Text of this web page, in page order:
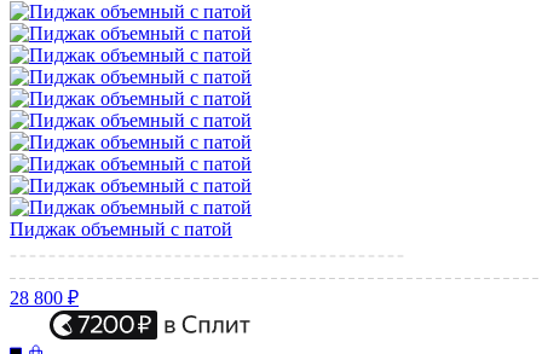
Пиджак объемный с патой
28 800 ₽